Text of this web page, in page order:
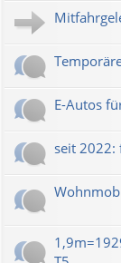
E-Autos
seit 2022: